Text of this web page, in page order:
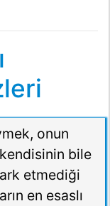
onun
bile
etmediği
en esaslı